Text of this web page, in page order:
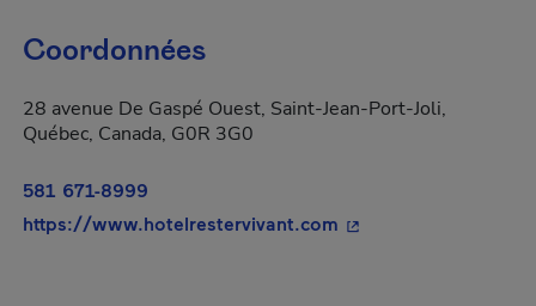
Coordonnées
28 avenue De Gaspé Ouest, Saint-Jean-Port-Joli,
Québec, Canada, G0R 3G0
581 671-8999
https://www.hotelrestervivant.com - Cet hyperlien